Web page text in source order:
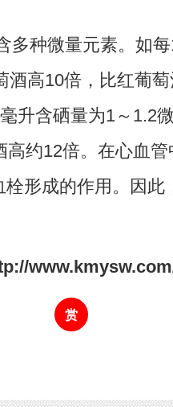
多种微量元素。如
酒高10倍，比红葡
升含硒量为1～1.2
高约12倍。在心血
形成的作用。因此
赏